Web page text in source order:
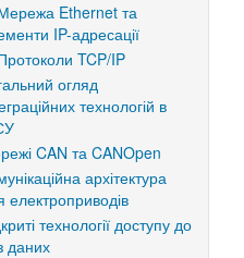
Ethernet та
IP-адресації
TCP/IP
огляд
технологій в
CAN та CANOpen
архітектура
електроприводів
технології доступу до
даних